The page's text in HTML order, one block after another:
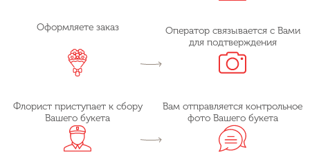
Оформляете заказ
Оператор связывается с Вами
для подтверждения
Флорист приступает к сбору
Вашего букета
Вам отправляется контрольное
фото Вашего букета